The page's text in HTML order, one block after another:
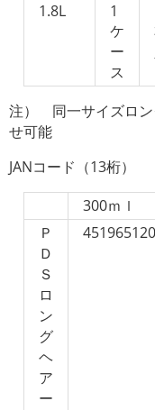
1.8L
1
ケ
ー
ス
注） 同一サイズロン
せ可能
JANコード（13桁）
300ｍｌ
Ｐ
Ｄ
Ｓ
ロ
ン
グ
ヘ
ア
ー